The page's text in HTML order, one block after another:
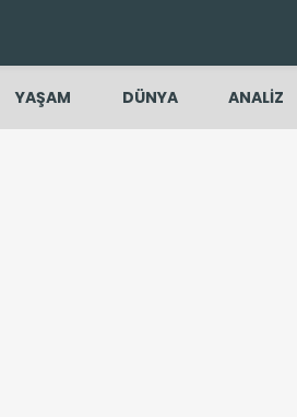
YAŞAM DÜNYA ANALİZ